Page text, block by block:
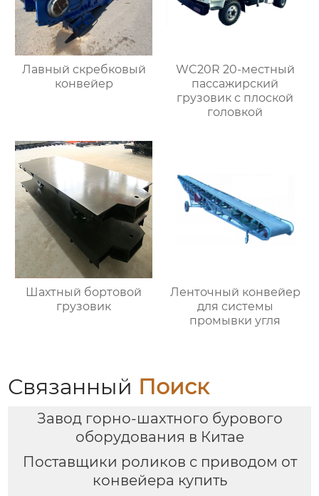
Лавный скребковый
конвейер
WC20R 20-местный
пассажирский
грузовик с плоской
головкой
Шахтный бортовой
грузовик
Ленточный конвейер
для системы
промывки угля
Связанный Поиск
Завод горно-шахтного бурового
оборудования в Китае
Поставщики роликов с приводом от
конвейера купить